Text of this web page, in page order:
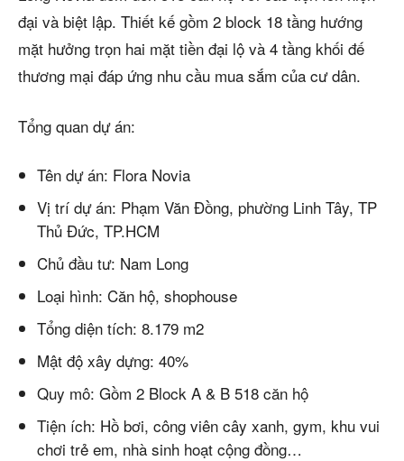
đại và biệt lập. Thiết kế gồm 2 block 18 tầng hướng
mặt hưởng trọn hai mặt tiền đại lộ và 4 tầng khối đế
thương mại đáp ứng nhu cầu mua sắm của cư dân.
Tổng quan dự án:
Tên dự án: Flora Novia
Vị trí dự án: Phạm Văn Đồng, phường Linh Tây, TP
Thủ Đức, TP.HCM
Chủ đầu tư: Nam Long
Loại hình: Căn hộ, shophouse
Tổng diện tích: 8.179 m2
Mật độ xây dựng: 40%
Quy mô: Gồm 2 Block A & B 518 căn hộ
Tiện ích: Hồ bơi, công viên cây xanh, gym, khu vui
chơi trẻ em, nhà sinh hoạt cộng đồng…